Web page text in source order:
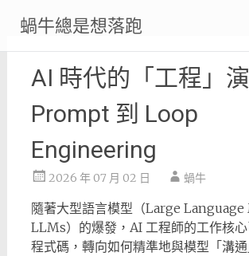
content
蝸牛總是想落跑
AI 時代的「工程」
Prompt 到 Loop
Engineering
2026 年 07 月 02 日 蝸牛
隨著大型語言模型（Large
LLMs）的爆發，AI 工程師的工作核
程式碼，轉向如何精準地與模型「溝